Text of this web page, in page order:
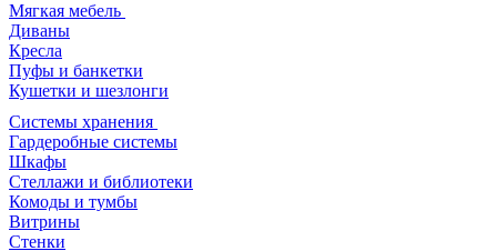
Мягкая мебель
Диваны
Кресла
Пуфы и банкетки
Кушетки и шезлонги
Системы хранения
Гардеробные системы
Шкафы
Стеллажи и библиотеки
Комоды и тумбы
Витрины
Стенки